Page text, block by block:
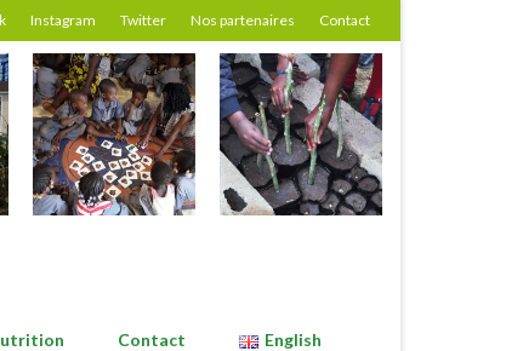
Instagram Twitter Nos partenaires Contact
Contact English